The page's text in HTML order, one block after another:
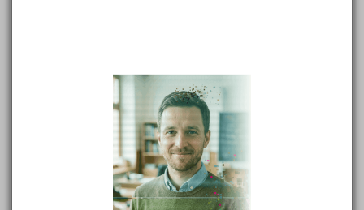
Důležité reakce organických sloučenin a jejich význam
Zákonitosti v elektronové struktuře
Základní charakteristiky obyvatelstva a geografie sídel
Karel Hynek Mácha: Máj
Karel Havlíček Borovský: Tyrolské elegie